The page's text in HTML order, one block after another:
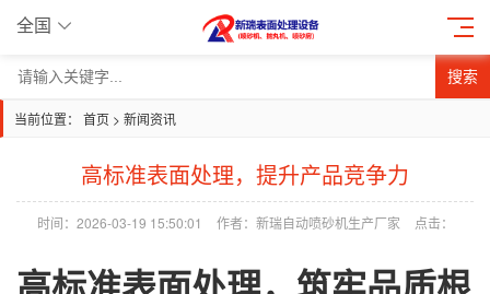
全国
搜索
当前位置： 首页 > 新闻资讯
高标准表面处理，提升产品竞争力
时间：2026-03-19 15:50:01 作者：新瑞自动喷砂机生产厂家 点击：